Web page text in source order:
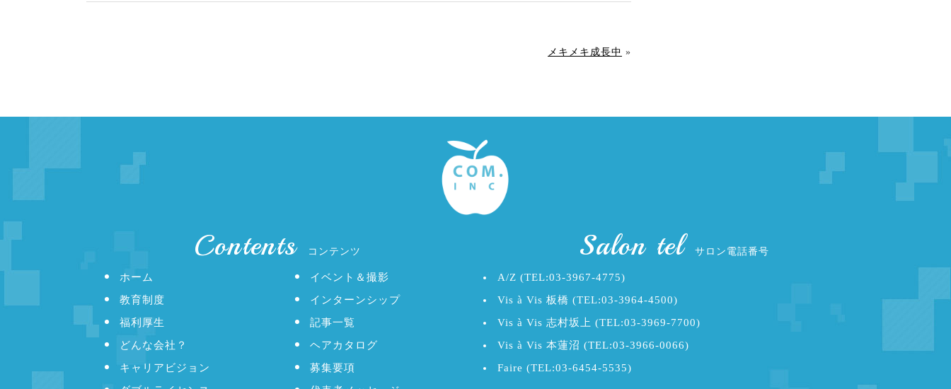
メキメキ成長中 »
Contents コンテンツ
ホーム
教育制度
福利厚生
どんな会社？
キャリアビジョン
イベント＆撮影
インターンシップ
記事一覧
ヘアカタログ
募集要項
Salon tel サロン電話番号
A/Z (TEL:03-3967-4775)
Vis à Vis 板橋 (TEL:03-3964-4500)
Vis à Vis 志村坂上 (TEL:03-3969-7700)
Vis à Vis 本蓮沼 (TEL:03-3966-0066)
Faire (TEL:03-6454-5535)